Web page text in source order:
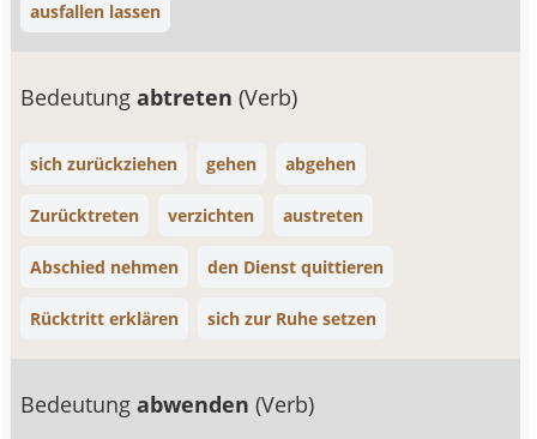
ausfallen lassen
Bedeutungabtreten(Verb)
sich zurückziehen gehen abgehen
Zurücktreten verzichten austreten
Abschied nehmen den Dienst quittieren
Rücktritt erklären sich zur Ruhe setzen
Bedeutungabwenden(Verb)